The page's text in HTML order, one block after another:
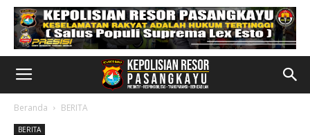
Beranda BERITA
BERITA